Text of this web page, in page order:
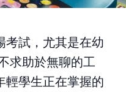
考試，尤其是在幼
求助於無聊的工
輕學生正在掌握的